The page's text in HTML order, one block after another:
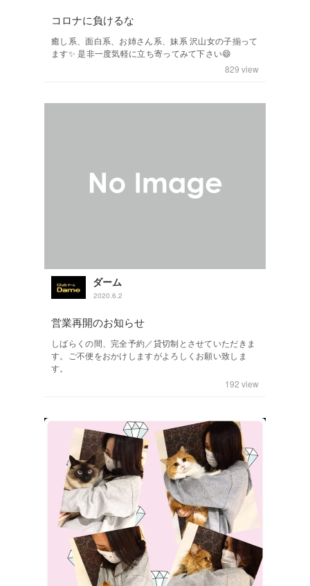
コロナに負けるな
癒し系、面白系、お姉さん系、妹系 沢山女の子揃って
ます✨ 是非一度気軽に立ち寄ってみて下さい😄
829 view
ダーム
2020.6.2
営業再開のお知らせ
しばらくの間、完全予約／貸切制とさせていただきま
す。ご不便をおかけしますがよろしくお願い致しま
す。
192 view